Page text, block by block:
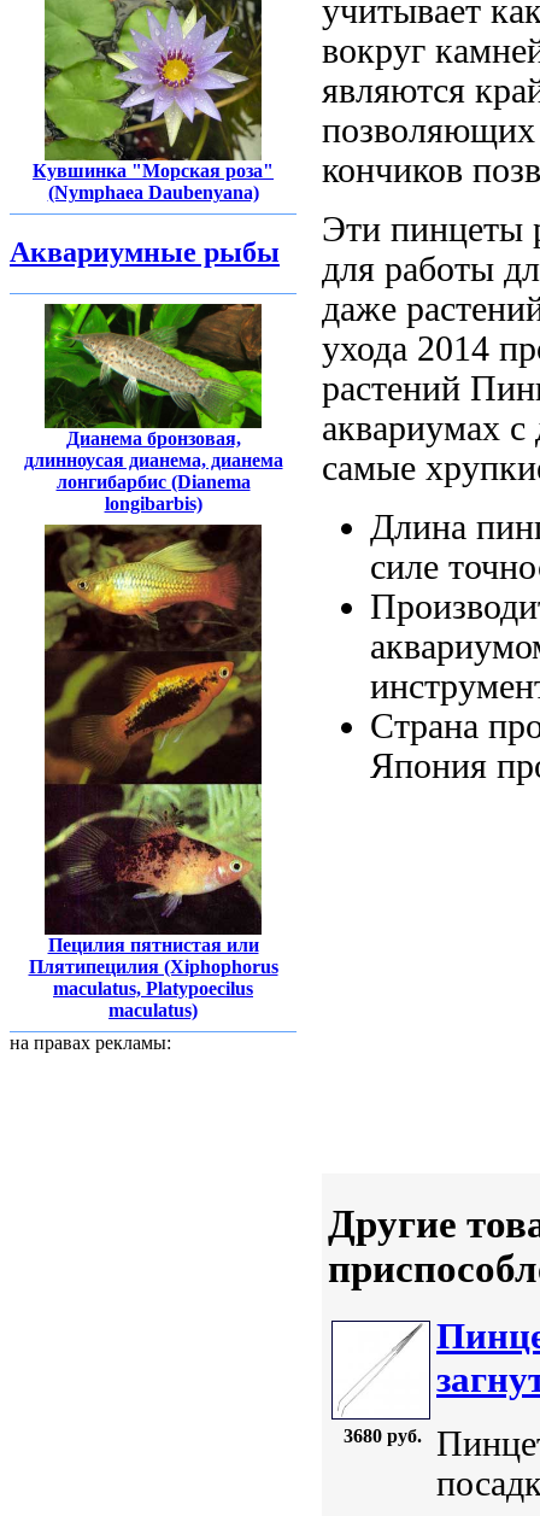
Кувшинка "Морская роза"
(Nymphaea Daubenyana)
Аквариумные рыбы
Дианема бронзовая,
длинноусая дианема, дианема
лонгибарбис (Dianema
longibarbis)
Пецилия пятнистая или
Плятипецилия (Xiphophorus
maculatus, Platypoecilus
maculatus)
на правах рекламы:
учитывает
вокруг
являются
позволяющих
кончиков
Эти пинцеты
для работы
даже
ухода 2014
растений
аквариумах с
самые
Длина
силе
Страна
Япония
Другие
3680 руб.